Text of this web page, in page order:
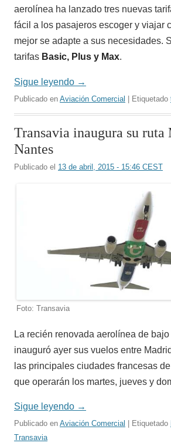
aerolínea ha lanzado tres nuevas
fácil a los pasajeros escoger y viajar
mejor se adapte a sus necesidades.
tarifas Basic, Plus y Max.
Sigue leyendo →
Publicado en Aviación Comercial | Etiquetado
Transavia inaugura su ruta
Nantes
Publicado el 13 de abril, 2015 - 15:46 CEST
Foto: Transavia
La recién renovada aerolínea de
inauguró ayer sus vuelos entre
las principales ciudades francesas
que operarán los martes, jueves y
Sigue leyendo →
Publicado en Aviación Comercial | Etiquetado
Transavia